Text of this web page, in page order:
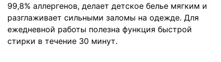
99,8% аллергенов, делает детское белье мягким и
разглаживает сильными заломы на одежде. Для
ежедневной работы полезна функция быстрой
стирки в течение 30 минут.